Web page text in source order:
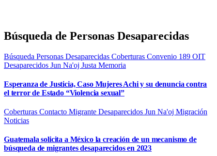
Búsqueda de Personas Desaparecidas
Búsqueda Personas Desaparecidas Coberturas Convenio 189 OIT
Desaparecidos Jun Na'oj Justa Memoria
Esperanza de Justicia, Caso Mujeres Achi y su denuncia contra
el terror de Estado “Violencia sexual”
Coberturas Contacto Migrante Desaparecidos Jun Na'oj Migración
Noticias
Guatemala solicita a México la creación de un mecanismo de
búsqueda de migrantes desaparecidos en 2023